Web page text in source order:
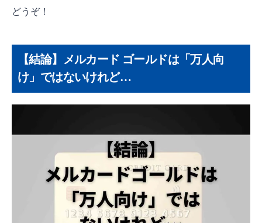
どうぞ！
【結論】メルカード ゴールドは「万人向
け」ではないけれど…